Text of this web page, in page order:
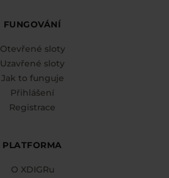
FUNGOVÁNÍ
Otevřené sloty
Uzavřené sloty
Jak to funguje
Přihlášení
Registrace
PLATFORMA
O XDIGRu